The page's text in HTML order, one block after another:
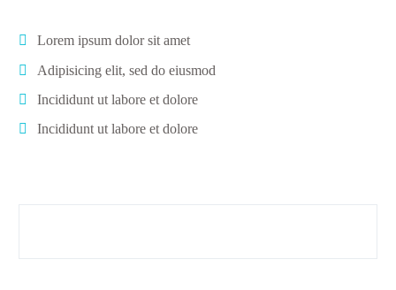
Lorem ipsum dolor sit amet
Adipisicing elit, sed do eiusmod
Incididunt ut labore et dolore
Incididunt ut labore et dolore